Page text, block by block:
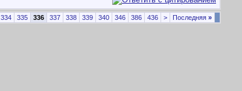
334 335 336 337 338 339 340 346 386 436 > Последняя »